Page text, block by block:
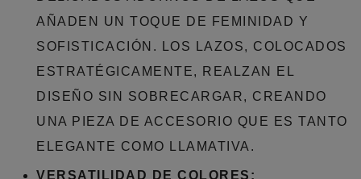
AÑADEN UN TOQUE DE FEMINIDAD Y
SOFISTICACIÓN. LOS LAZOS, COLOCADOS
ESTRATÉGICAMENTE, REALZAN EL
DISEÑO SIN SOBRECARGAR, CREANDO
UNA PIEZA DE ACCESORIO QUE ES TANTO
ELEGANTE COMO LLAMATIVA.
VERSATILIDAD DE COLORES: